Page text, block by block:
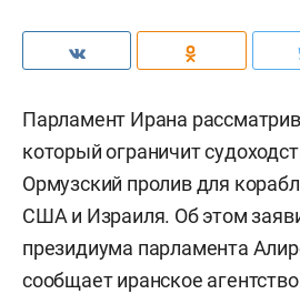
Парламент Ирана
который ограничит
Ормузский пролив для
США и Израиля. Об этом
президиума парламента
сообщает иранское агентство